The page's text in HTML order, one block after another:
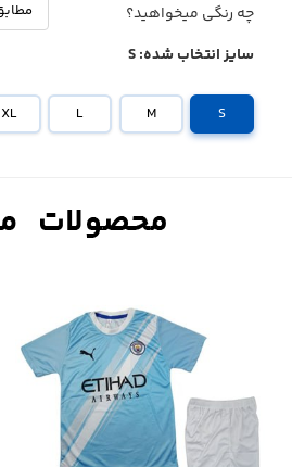
چه رنگی میخواهید؟
سایز انتخاب شده:S
S
M
L
XL